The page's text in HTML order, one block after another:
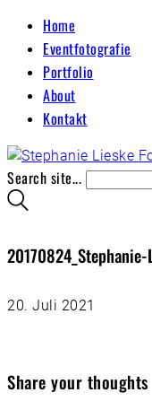
Home
Eventfotografie
Portfolio
About
Kontakt
Search site...
20170824_Stephanie-
20. Juli 2021
Share your thoughts